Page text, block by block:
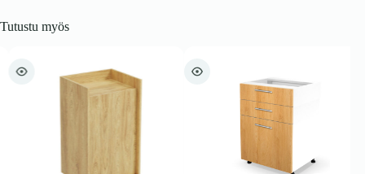
Tutustu myös